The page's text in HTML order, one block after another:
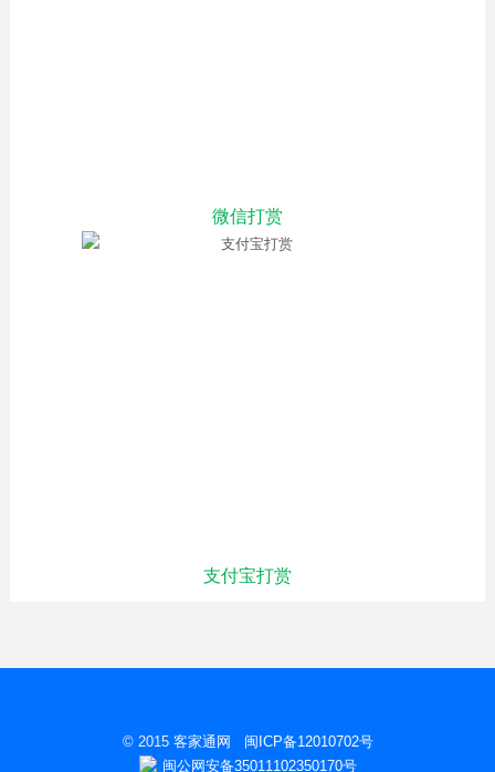
微信打赏
支付宝打赏
© 2015 客家通网
闽ICP备12010702号
闽公网安备35011102350170号